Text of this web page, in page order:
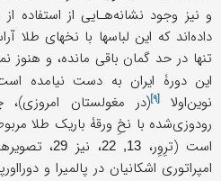
و نیز وجود نشانه‌هـایی از استفاده
داده‌اند که این لباسها با نخهای طلا
تنها در حد گمان باقی مانده، و هنوز
این دورۀ ایران به دست نیامده است
نوین‌اولا[۹] (در مغولستان
رودوزی‌شده با نخِ ورقۀ باریک طلا
است (ترِوِر، 13, 22 ، نیز 29،